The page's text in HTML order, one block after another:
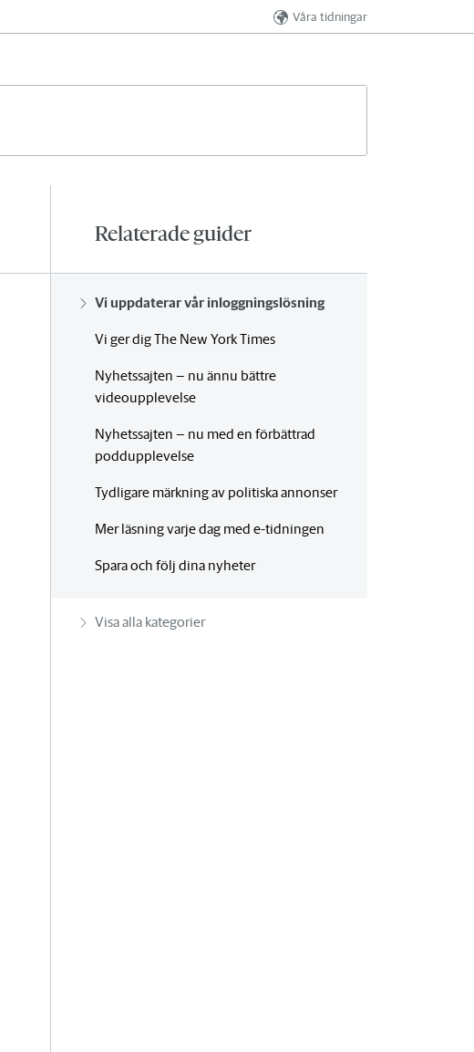
Våra tidningar
Relaterade guider
Vi uppdaterar vår inloggningslösning
Vi ger dig The New York Times
Nyhetssajten – nu ännu bättre
videoupplevelse
Nyhetssajten – nu med en förbättrad
poddupplevelse
Tydligare märkning av politiska annonser
Mer läsning varje dag med e-tidningen
Spara och följ dina nyheter
Visa alla kategorier